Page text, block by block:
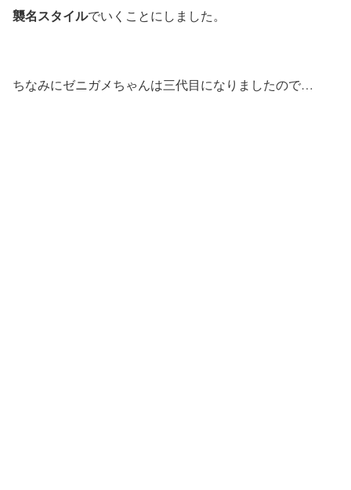
襲名スタイルでいくことにしました。
ちなみにゼニガメちゃんは三代目になりましたので…